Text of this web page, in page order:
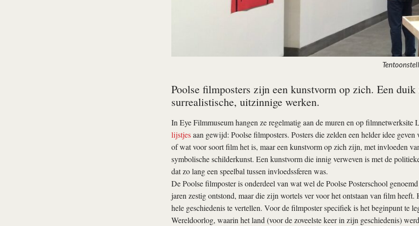
Poolse filmposters zijn een kunstvorm op zich. Een
surrealistische, uitzinnige werken.
In Eye Filmmuseum hangen ze regelmatig aan de muren en op filmnetwerksite
lijstjesaan gewijd: Poolse filmposters. Posters die zelden een helder idee geven
of wat voor soort film het is, maar een kunstvorm op zich zijn, met invloeden
symbolische schilderkunst. Een kunstvorm die innig verweven is met de
dat zo lang een speelbal tussen invloedssferen was.
De Poolse filmposter is onderdeel van wat wel de Poolse Posterschool
jaren zestig ontstond, maar die zijn wortels ver voor het ontstaan van film heeft.
hele geschiedenis te vertellen. Voor de filmposter specifiek is het beginpunt te
Wereldoorlog, waarin het land (voor de zoveelste keer in zijn geschiedenis)